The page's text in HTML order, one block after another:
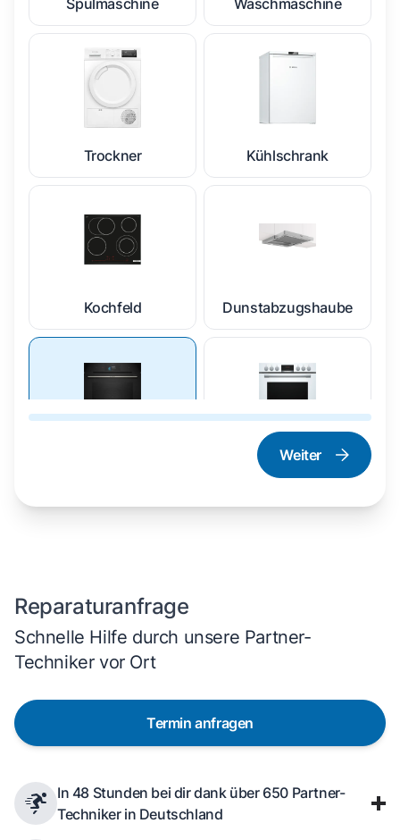
Spülmaschine Waschmaschine
Trockner Kühlschrank
Kochfeld Dunstabzugshaube
Herd und Backofen
Weiter
Reparaturanfrage
Schnelle Hilfe durch unsere Partner-
Techniker vor Ort
Termin anfragen
In 48 Stunden bei dir dank über 650 Partner-
Techniker in Deutschland